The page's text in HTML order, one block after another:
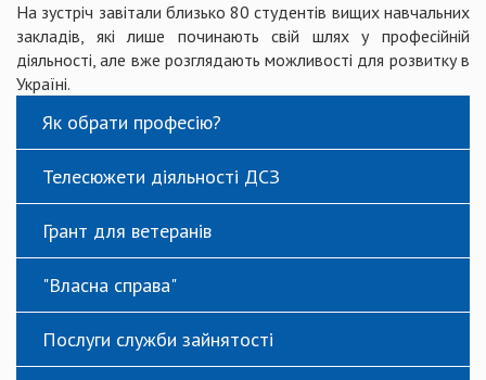
На зустріч завітали близько 80 студентів вищих навчальних
закладів, які лише починають свій шлях у професійній
діяльності, але вже розглядають можливості для розвитку в
Україні.
Як обрати професію?
Телесюжети діяльності ДСЗ
Грант для ветеранів
"Власна справа"
Послуги служби зайнятості